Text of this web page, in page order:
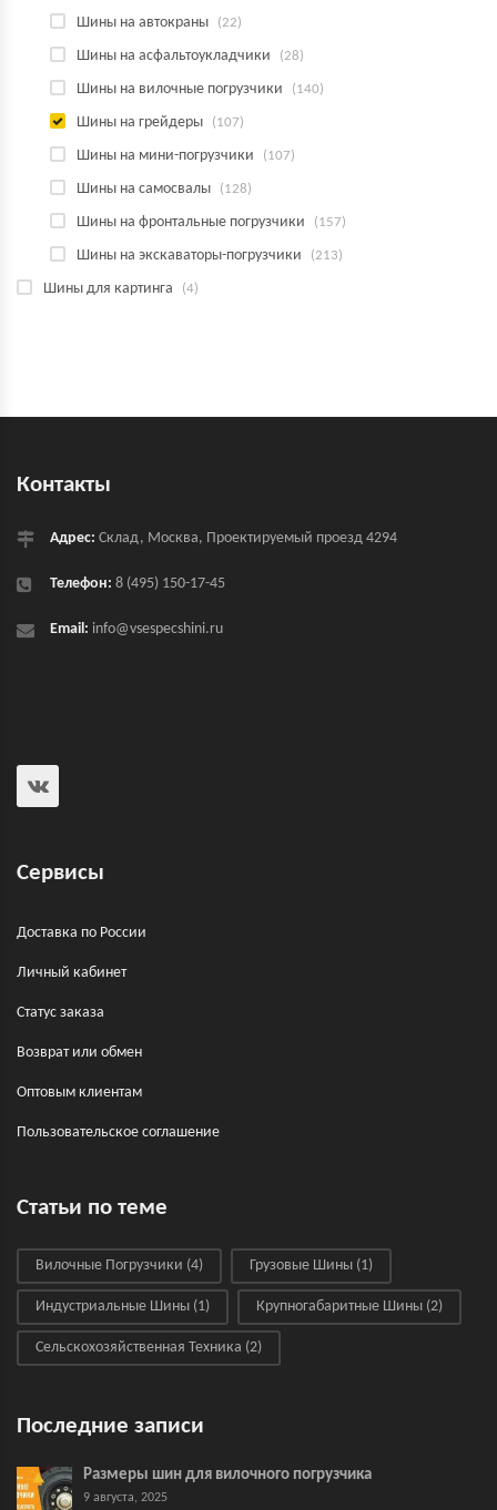
Шины на автокраны (22)
Шины на асфальтоукладчики (28)
Шины на вилочные погрузчики (140)
Шины на грейдеры (107)
Шины на мини-погрузчики (107)
Шины на самосвалы (128)
Шины на фронтальные погрузчики (157)
Шины на экскаваторы-погрузчики (213)
Шины для картинга (4)
Контакты
Адрес: Склад, Москва, Проектируемый проезд 4294
Телефон: 8 (495) 150-17-45
Email: info@vsespecshini.ru
Сервисы
Доставка по России
Личный кабинет
Статус заказа
Возврат или обмен
Оптовым клиентам
Пользовательское соглашение
Статьи по теме
Вилочные Погрузчики (4) Грузовые Шины (1)
Индустриальные Шины (1) Крупногабаритные Шины (2)
Сельскохозяйственная Техника (2)
Последние записи
Размеры шин для вилочного погрузчика
9 августа, 2025